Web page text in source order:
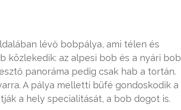
lévő bobpálya, ami télen és
közlekedik: az alpesi bob és a nyári bob
panoráma pedig csak hab a tortán.
A pálya melletti büfé gondoskodik a
a hely specialitását, a bob dogot is.